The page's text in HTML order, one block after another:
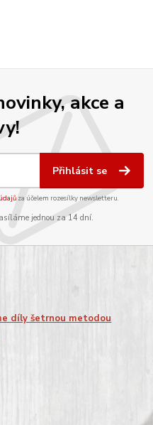
akce a
Přihlásit se
za účelem rozesílky newsletteru.
jednou za 14 dní.
díly šetrnou metodou